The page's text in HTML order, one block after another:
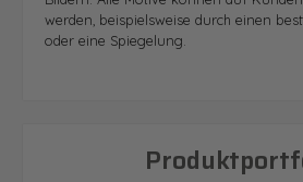
werden, beispielsweise durch einen
oder eine Spiegelung.